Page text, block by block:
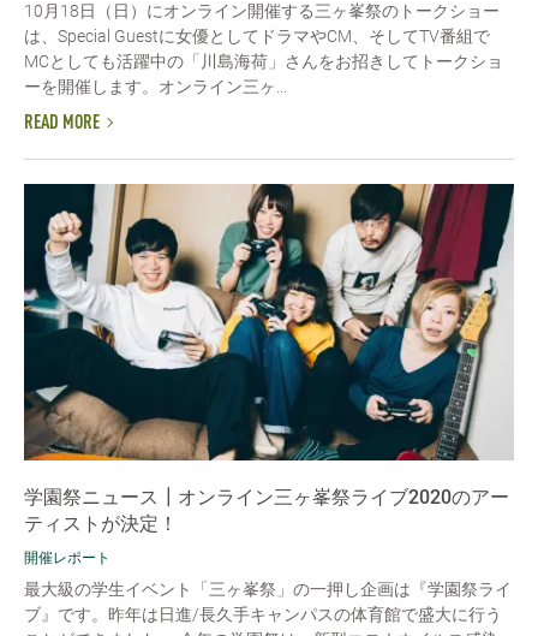
10月18日（日）にオンライン開催する三ヶ峯祭のトークショー
は、Special Guestに女優としてドラマやCM、そしてTV番組で
MCとしても活躍中の「川島海荷」さんをお招きしてトークショ
ーを開催します。オンライン三ヶ...
READ MORE
学園祭ニュース┃オンライン三ヶ峯祭ライブ2020のアー
ティストが決定！
開催レポート
最大級の学生イベント「三ヶ峯祭」の一押し企画は『学園祭ライ
ブ』です。昨年は日進/長久手キャンパスの体育館で盛大に行う